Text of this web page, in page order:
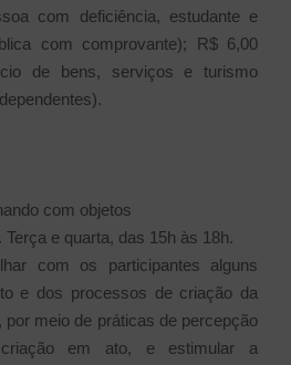
com deficiência, estudante e
com comprovante); R$ 6,00
de bens, serviços e turismo
com objetos
e quarta, das 15h às 18h.
com os participantes alguns
e dos processos de criação da
por meio de práticas de percepção
em ato, e estimular a